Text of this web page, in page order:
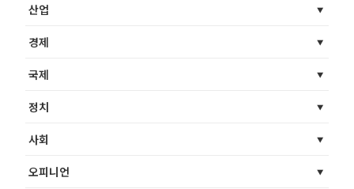
산업
경제
국제
정치
사회
오피니언